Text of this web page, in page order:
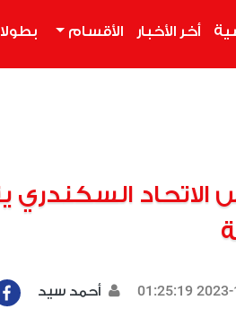
أخر الأخبار الأقسام
الاتحاد
2023-10- أحمد سيد